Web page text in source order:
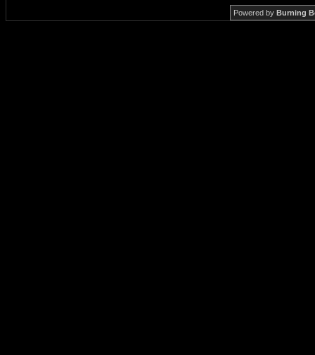
Powered by Burning